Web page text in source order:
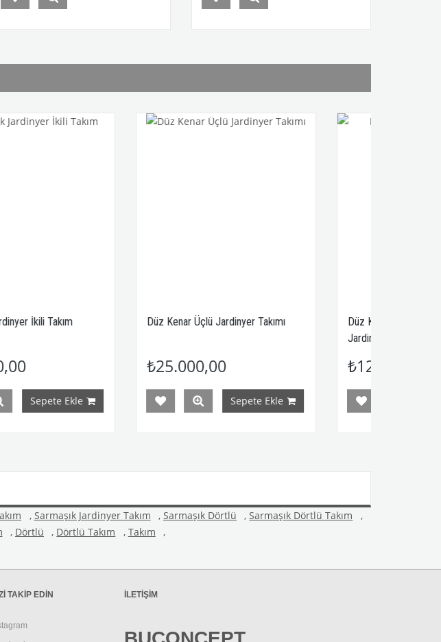
Düz Kenar Üçlü Jardinyer Takımı
Sepete Ekle
Düz Kenar Oval Orta Servis
Sepete Ekle
, Sarmaşık Jardinyer Takım , Sarmaşık Dörtlü , Sarmaşık Dörtlü Takım
,
, Dörtlü , Dörtlü Takım , Takım ,
TAKİP EDİN İLETIŞIM